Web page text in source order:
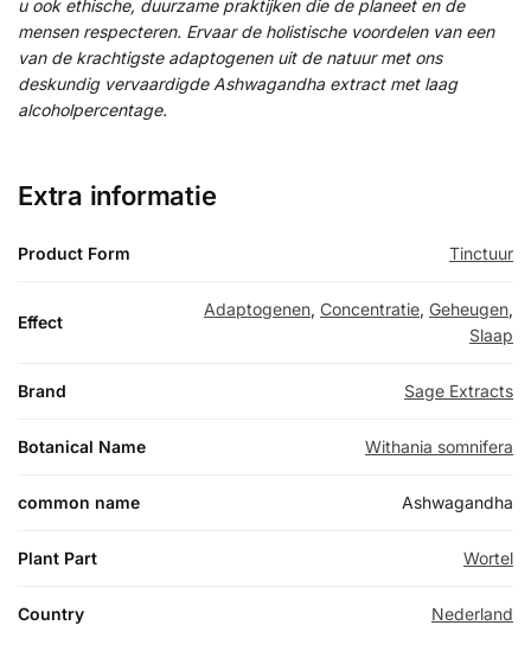
u ook ethische, duurzame praktijken die de planeet en de
mensen respecteren. Ervaar de holistische voordelen van een
van de krachtigste adaptogenen uit de natuur met ons
deskundig vervaardigde Ashwagandha extract met laag
alcoholpercentage.
Extra informatie
Product Form Tinctuur
Effect
Adaptogenen, Concentratie, Geheugen,
Slaap
Brand Sage Extracts
Botanical Name Withania somnifera
common name Ashwagandha
Plant Part Wortel
Country Nederland